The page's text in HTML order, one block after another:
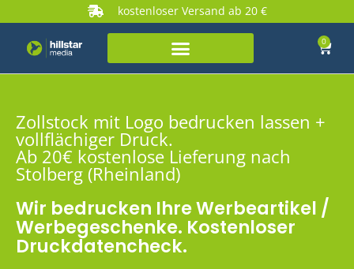
kostenloser Versand ab 20 €
0
Zollstock mit Logo bedrucken lassen +
vollflächiger Druck.
Ab 20€ kostenlose Lieferung nach
Stolberg (Rheinland)
Wir bedrucken Ihre Werbeartikel /
Werbegeschenke. Kostenloser
Druckdatencheck.